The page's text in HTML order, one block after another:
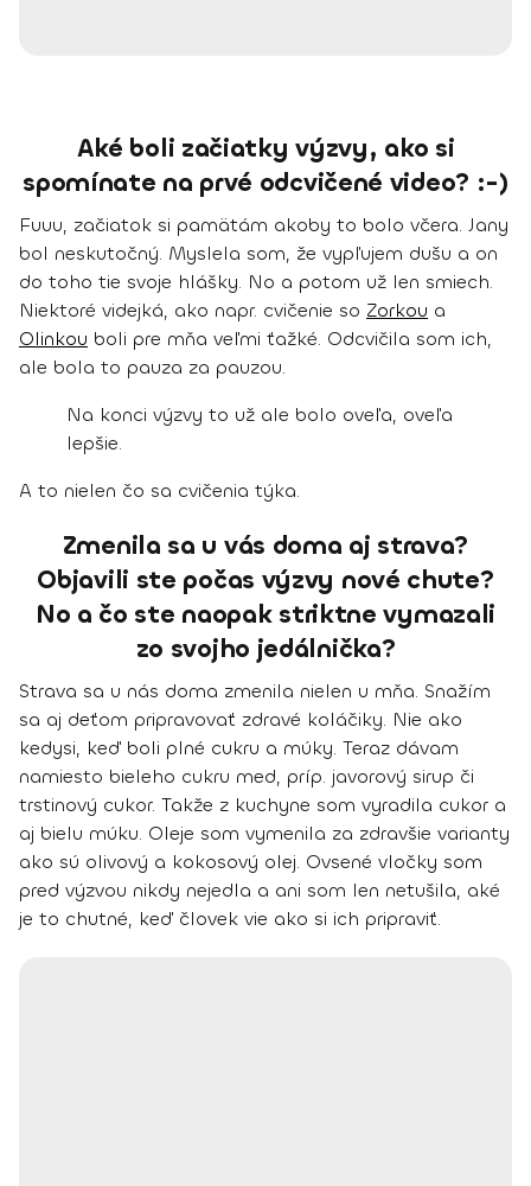
Aké boli začiatky výzvy, ako si
spomínate na prvé odcvičené video? :-)
Fuuu, začiatok si pamätám akoby to bolo včera. Jany
bol neskutočný. Myslela som, že vypľujem dušu a on
do toho tie svoje hlášky. No a potom už len smiech.
Niektoré videjká, ako napr. cvičenie so Zorkou a
Olinkou boli pre mňa veľmi ťažké. Odcvičila som ich,
ale bola to pauza za pauzou.
Na konci výzvy to už ale bolo oveľa, oveľa
lepšie.
A to nielen čo sa cvičenia týka.
Zmenila sa u vás doma aj strava?
Objavili ste počas výzvy nové chute?
No a čo ste naopak striktne vymazali
zo svojho jedálnička?
Strava sa u nás doma zmenila nielen u mňa. Snažím
sa aj deťom pripravovať zdravé koláčiky. Nie ako
kedysi, keď boli plné cukru a múky. Teraz dávam
namiesto bieleho cukru med, príp. javorový sirup či
trstinový cukor. Takže z kuchyne som vyradila cukor a
aj bielu múku. Oleje som vymenila za zdravšie varianty
ako sú olivový a kokosový olej. Ovsené vločky som
pred výzvou nikdy nejedla a ani som len netušila, aké
je to chutné, keď človek vie ako si ich pripraviť.